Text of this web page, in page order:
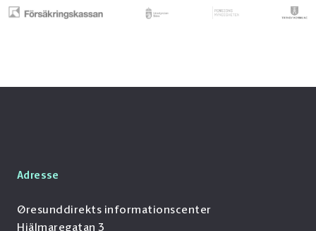
Adresse
Øresunddirekts informationscenter
Hjälmaregatan 3